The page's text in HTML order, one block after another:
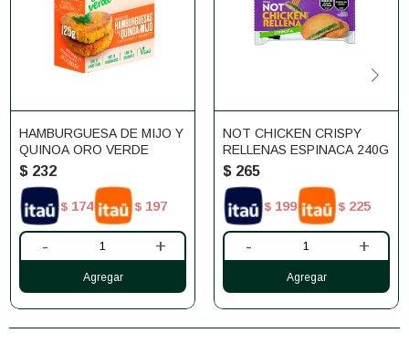
HAMBURGUESA DE MIJO Y
QUINOA ORO VERDE
$ 232
$ 174 $ 197
- +
NOT CHICKEN CRISPY
RELLENAS ESPINACA 240G
$ 265
$ 199 $ 225
- +